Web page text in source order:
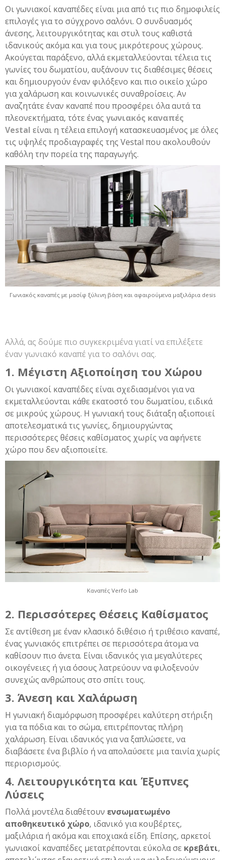
Οι γωνιακοί καναπέδες είναι μια από τις πιο δημοφιλείς
επιλογές για το σύγχρονο σαλόνι. Ο συνδυασμός
άνεσης, λειτουργικότητας και στυλ τους καθιστά
ιδανικούς ακόμα και για τους μικρότερους χώρους.
Ακούγεται παράξενο, αλλά εκμεταλλεύονται τέλεια τις
γωνίες του δωματίου, αυξάνουν τις διαθέσιμες θέσεις
και δημιουργούν έναν φιλόξενο και πιο οικείο χώρο
για χαλάρωση και κοινωνικές συναθροίσεις. Αν
αναζητάτε έναν καναπέ που προσφέρει όλα αυτά τα
πλεονεκτήματα, τότε ένας γωνιακός καναπές
Vestal είναι η τέλεια επιλογή κατασκευασμένος με όλες
τις υψηλές προδιαγραφές της Vestal που ακολουθούν
καθόλη την πορεία της παραγωγής.
Γωνιακός καναπές με μασίφ ξύλινη βάση και αφαιρούμενα μαξιλάρια desis
Αλλά, ας δούμε πιο συγκεκριμένα γιατί να επιλέξετε
έναν γωνιακό καναπέ για το σαλόνι σας.
1. Μέγιστη Αξιοποίηση του Χώρου
Οι γωνιακοί καναπέδες είναι σχεδιασμένοι για να
εκμεταλλεύονται κάθε εκατοστό του δωματίου, ειδικά
σε μικρούς χώρους. Η γωνιακή τους διάταξη αξιοποιεί
αποτελεσματικά τις γωνίες, δημιουργώντας
περισσότερες θέσεις καθίσματος χωρίς να αφήνετε
χώρο που δεν αξιοποιείτε.
Καναπές Verfo Lab
2. Περισσότερες Θέσεις Καθίσματος
Σε αντίθεση με έναν κλασικό διθέσιο ή τριθέσιο καναπέ,
ένας γωνιακός επιτρέπει σε περισσότερα άτομα να
καθίσουν πιο άνετα. Είναι ιδανικός για μεγαλύτερες
οικογένειες ή για όσους λατρεύουν να φιλοξενούν
συνεχώς ανθρώπους στο σπίτι τους.
3. Άνεση και Χαλάρωση
Η γωνιακή διαμόρφωση προσφέρει καλύτερη στήριξη
για τα πόδια και το σώμα, επιτρέποντας πλήρη
χαλάρωση. Είναι ιδανικός για να ξαπλώσετε, να
διαβάσετε ένα βιβλίο ή να απολαύσετε μια ταινία χωρίς
περιορισμούς.
4. Λειτουργικότητα και Έξυπνες
Λύσεις
Πολλά μοντέλα διαθέτουν ενσωματωμένο
αποθηκευτικό χώρο, ιδανικό για κουβέρτες,
μαξιλάρια ή ακόμα και εποχιακά είδη. Επίσης, αρκετοί
γωνιακοί καναπέδες μετατρέπονται εύκολα σε κρεβάτι,